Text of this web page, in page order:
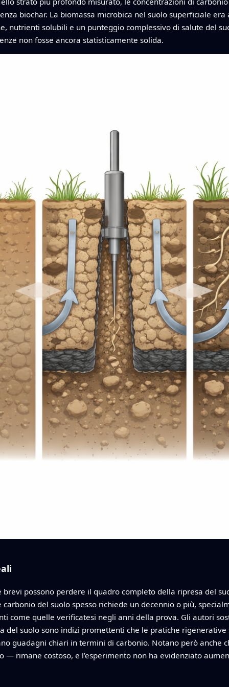
biochar. La biomassa microbica nel suolo superficiale
nutrienti solubili e un punteggio complessivo di salute del
non fosse ancora statisticamente solida.
possono perdere il quadro completo della ripresa del
del suolo spesso richiede un decennio o più,
come quelle verificatesi negli anni della prova. Gli autori
del suolo sono indizi promettenti che le pratiche
guadagni chiari in termini di carbonio. Notano però anche
rimane costoso, e l’esperimento non ha evidenziato